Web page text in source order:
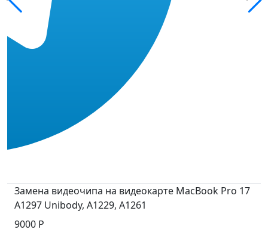
Замена видеочипа на видеокарте MacBook Pro 17
A1297 Unibody, A1229, A1261
9000 Р